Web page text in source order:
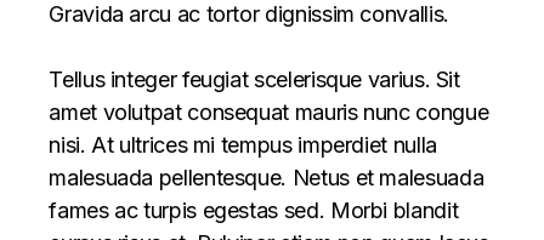
Gravida arcu ac tortor dignissim convallis.
Tellus integer feugiat scelerisque varius. Sit
amet volutpat consequat mauris nunc congue
nisi. At ultrices mi tempus imperdiet nulla
malesuada pellentesque. Netus et malesuada
fames ac turpis egestas sed. Morbi blandit